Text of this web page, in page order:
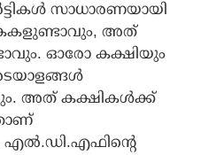
സാധാരണയായി
അത്
ഓരോ കക്ഷിയും
അത് കക്ഷികള്‍ക്ക്
എല്‍.ഡി.എഫിന്റെ